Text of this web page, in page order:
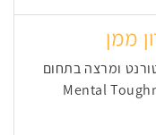
ממן
ומרצה בתחום
Mental